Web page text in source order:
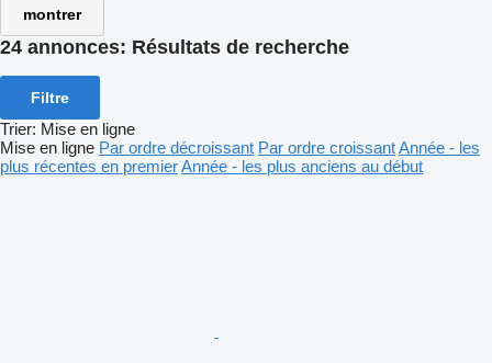
montrer
24 annonces: Résultats de recherche
Filtre
Trier: Mise en ligne
Mise en ligne Par ordre décroissant Par ordre croissantAnnée - les
plus récentes en premierAnnée - les plus anciens au début